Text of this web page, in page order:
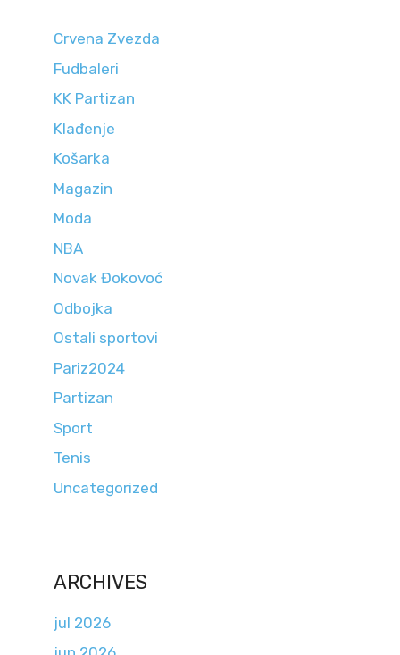
Crvena Zvezda
Fudbaleri
KK Partizan
Klađenje
Košarka
Magazin
Moda
NBA
Novak Đokovoć
Odbojka
Ostali sportovi
Pariz2024
Partizan
Sport
Tenis
Uncategorized
ARCHIVES
jul 2026